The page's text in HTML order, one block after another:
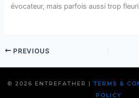
évocateur, mais parfois aussi trop
PREVIOUS
© 2026 ENTREFATHER | TERMS &
POLICY